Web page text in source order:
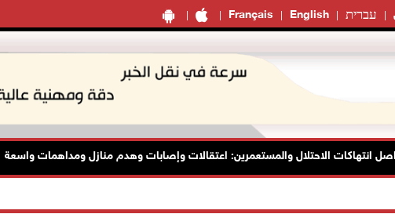
Français English עברית
انتهاكات الاحتلال والمستعمرين: اعتقالات وإصابات وهدم منازل ومداهمات واسعة